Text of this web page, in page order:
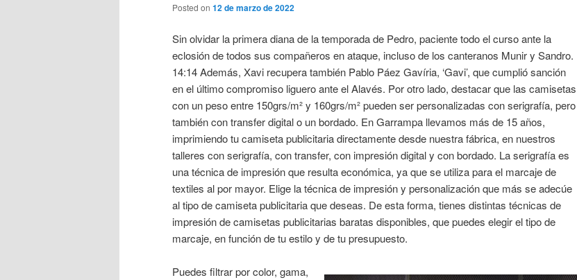
Posted on 12 de marzo de 2022
Sin olvidar la primera diana de la temporada de Pedro, paciente todo el curso ante la
eclosión de todos sus compañeros en ataque, incluso de los canteranos Munir y Sandro.
14:14 Además, Xavi recupera también Pablo Páez Gavíria, ‘Gavi’, que cumplió sanción
en el último compromiso liguero ante el Alavés. Por otro lado, destacar que las camisetas
con un peso entre 150grs/m² y 160grs/m² pueden ser personalizadas con serigrafía, pero
también con transfer digital o un bordado. En Garrampa llevamos más de 15 años,
imprimiendo tu camiseta publicitaria directamente desde nuestra fábrica, en nuestros
talleres con serigrafía, con transfer, con impresión digital y con bordado. La serigrafía es
una técnica de impresión que resulta económica, ya que se utiliza para el marcaje de
textiles al por mayor. Elige la técnica de impresión y personalización que más se adecúe
al tipo de camiseta publicitaria que deseas. De esta forma, tienes distintas técnicas de
impresión de camisetas publicitarias baratas disponibles, que puedes elegir el tipo de
marcaje, en función de tu estilo y de tu presupuesto.
Puedes filtrar por color, gama,